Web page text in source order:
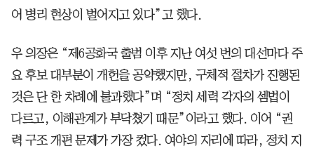
어 병리 현상이 벌어지고 있다”고 했다.
우 의장은 “제6공화국 출범 이후 지난 여섯 번의 대선마다 주
요 후보 대부분이 개헌을 공약했지만, 구체적 절차가 진행된
것은 단 한 차례에 불과했다”며 “정치 세력 각자의 셈법이
다르고, 이해관계가 부닥쳤기 때문”이라고 했다. 이어 “권
력 구조 개편 문제가 가장 컸다. 여야의 자리에 따라, 정치 지